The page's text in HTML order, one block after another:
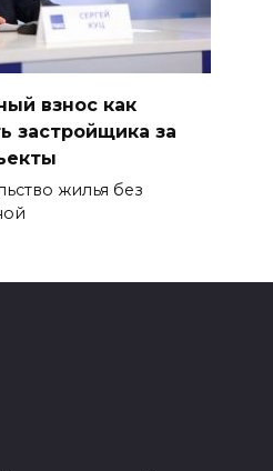
взнос как
застройщика за
жилья без